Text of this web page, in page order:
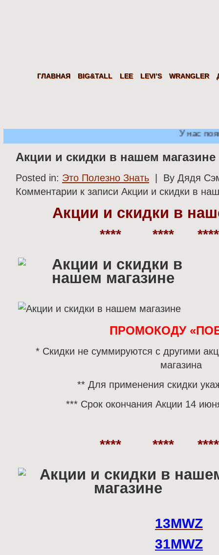
ГЛАВНАЯ BIG&TALL LEE LEVI’S WRANGLER
У нас
Акции и скидки в нашем магазине
Posted in: Это Полезно Знать | By Дядя
Комментарии к записи Акции и скидки в
Акции и скидки в
**** ****
ПРОМОКОДУ
* Скидки не суммируются с другими
магазина
** Для применения скидки
*** Срок окончания Акции 14
**** ****
13MWZ
31MWZ